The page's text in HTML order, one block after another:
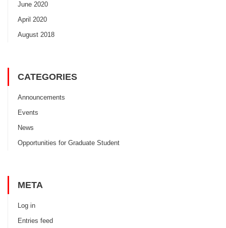
June 2020
April 2020
August 2018
CATEGORIES
Announcements
Events
News
Opportunities for Graduate Student
META
Log in
Entries feed